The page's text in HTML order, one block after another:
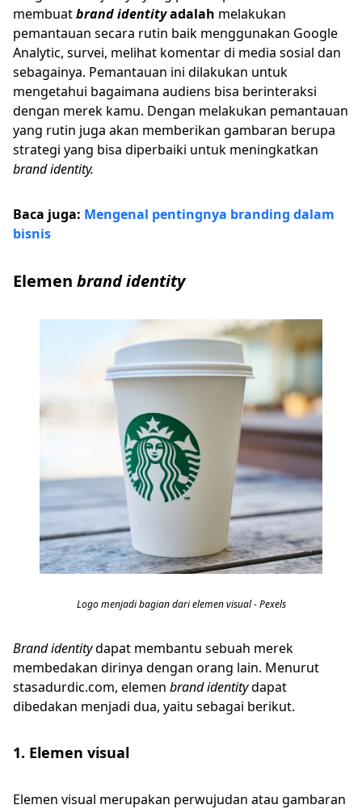
membuatbrand identityadalah melakukan
pemantauan secara rutin baik menggunakan Google
Analytic, survei, melihat komentar di media sosial dan
sebagainya. Pemantauan ini dilakukan untuk
mengetahui bagaimana audiens bisa berinteraksi
dengan merek kamu. Dengan melakukan pemantauan
yang rutin juga akan memberikan gambaran berupa
strategi yang bisa diperbaiki untuk meningkatkan
brand identity.
Baca juga: Mengenal pentingnya branding dalam
bisnis
Elemen brand identity
Logo menjadi bagian dari elemen visual - Pexels
Brand identitydapat membantu sebuah merek
membedakan dirinya dengan orang lain. Menurut
stasadurdic.com, elemen brand identitydapat
dibedakan menjadi dua, yaitu sebagai berikut.
1. Elemen visual
Elemen visual merupakan perwujudan atau gambaran